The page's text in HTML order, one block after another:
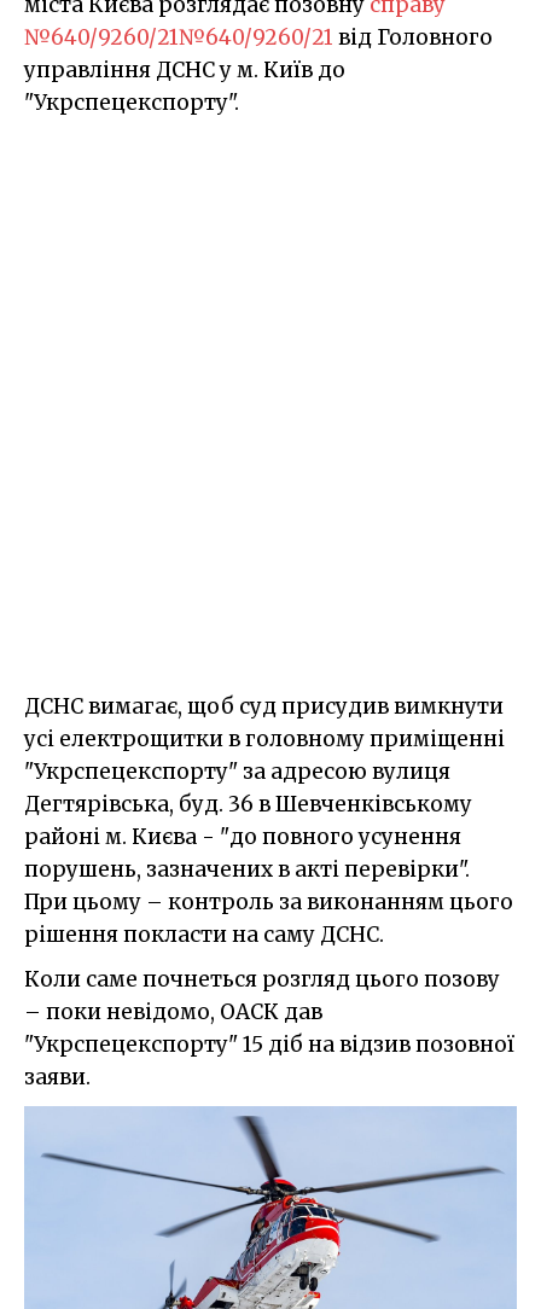
міста Києва розглядає позовну справу
№640/9260/21№640/9260/21 від Головного
управління ДСНС у м. Київ до
"Укрспецекспорту".
ДСНС вимагає, щоб суд присудив вимкнути
усі електрощитки в головному приміщенні
"Укрспецекспорту" за адресою вулиця
Дегтярівська, буд. 36 в Шевченківському
районі м. Києва - "до повного усунення
порушень, зазначених в акті перевірки".
При цьому – контроль за виконанням цього
рішення покласти на саму ДСНС.
Коли саме почнеться розгляд цього позову
– поки невідомо, ОАСК дав
"Укрспецекспорту" 15 діб на відзив позовної
заяви.